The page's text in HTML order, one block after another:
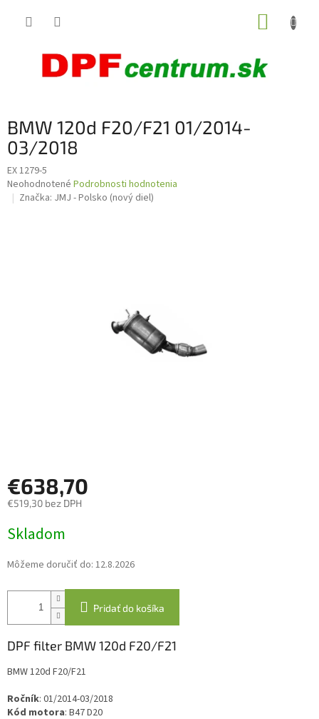
BMW 120d F20/F21 01/2014-
03/2018
EX 1279-5
Priemerné
hodnotenie
Neohodnotené Podrobnosti hodnotenia
Značka: JMJ - Polsko (nový diel)
€638,70
€519,30 bez DPH
cena:
Skladom
Môžeme doručiť do: 12.8.2026
Pridať do košíka
DPF filter BMW 120d F20/F21
BMW 120d F20/F21
Ročník: 01/2014-03/2018
Kód motora: B47 D20